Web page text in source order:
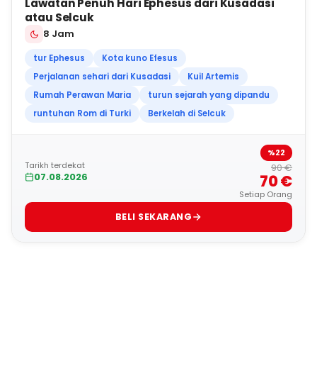
Lawatan Penuh Hari Ephesus dari Kusadasi
atau Selcuk
8 Jam
tur Ephesus
Kota kuno Efesus
Perjalanan sehari dari Kusadasi
Kuil Artemis
Rumah Perawan Maria
turun sejarah yang dipandu
runtuhan Rom di Turki
Berkelah di Selcuk
Tarikh terdekat
07.08.2026
%22
90 €
70 €
Setiap Orang
BELI SEKARANG